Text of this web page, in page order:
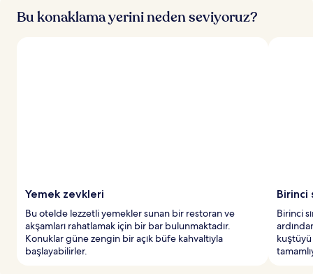
Bu konaklama yerini neden seviyoruz?
Yemek zevkleri
Bu otelde lezzetli yemekler sunan bir restoran ve
akşamları rahatlamak için bir bar bulunmaktadır.
Konuklar güne zengin bir açık büfe kahvaltıyla
başlayabilirler.
Birinci
Birinci